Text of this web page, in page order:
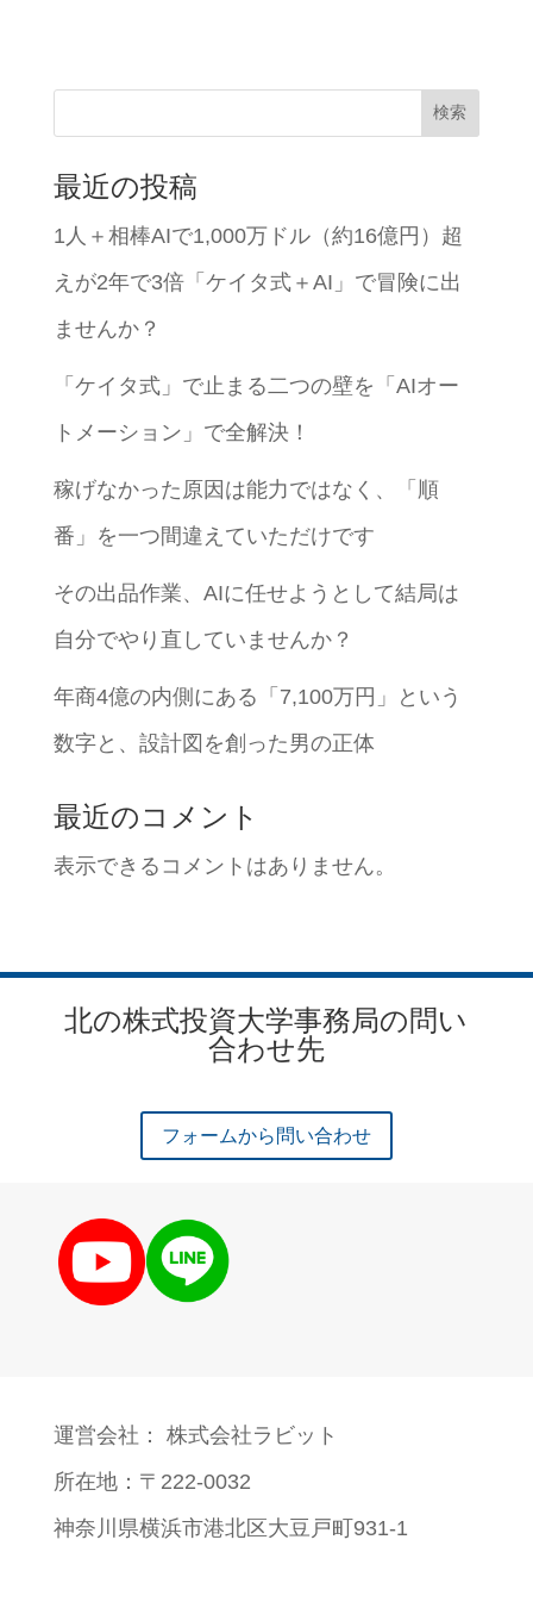
検索
最近の投稿
1人＋相棒AIで1,000万ドル（約16億円）超
えが2年で3倍「ケイタ式＋AI」で冒険に出
ませんか？
「ケイタ式」で止まる二つの壁を「AIオー
トメーション」で全解決！
稼げなかった原因は能力ではなく、「順
番」を一つ間違えていただけです
その出品作業、AIに任せようとして結局は
自分でやり直していませんか？
年商4億の内側にある「7,100万円」という
数字と、設計図を創った男の正体
最近のコメント
表示できるコメントはありません。
北の株式投資大学事務局の問い
合わせ先
フォームから問い合わせ
運営会社： 株式会社ラビット
所在地：〒222-0032
神奈川県横浜市港北区大豆戸町931-1